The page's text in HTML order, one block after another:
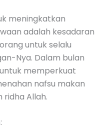
meningkatkan
adalah kesadaran
untuk selalu
Nya. Dalam bulan
memperkuat
nafsu makan
ridha Allah.